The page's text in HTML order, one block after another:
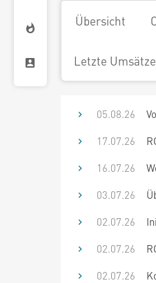
Übersicht
Letzte Umsätze
05.08.26
17.07.26
16.07.26
03.07.26
02.07.26
02.07.26
02.07.26